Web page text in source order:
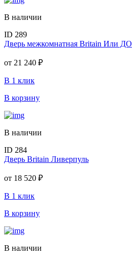
В наличии
ID 289
Дверь межкомнатная Britain Или ДО
от 21 240 ₽
В 1 клик
В корзину
В наличии
ID 284
Дверь Britain Ливерпуль
от 18 520 ₽
В 1 клик
В корзину
В наличии